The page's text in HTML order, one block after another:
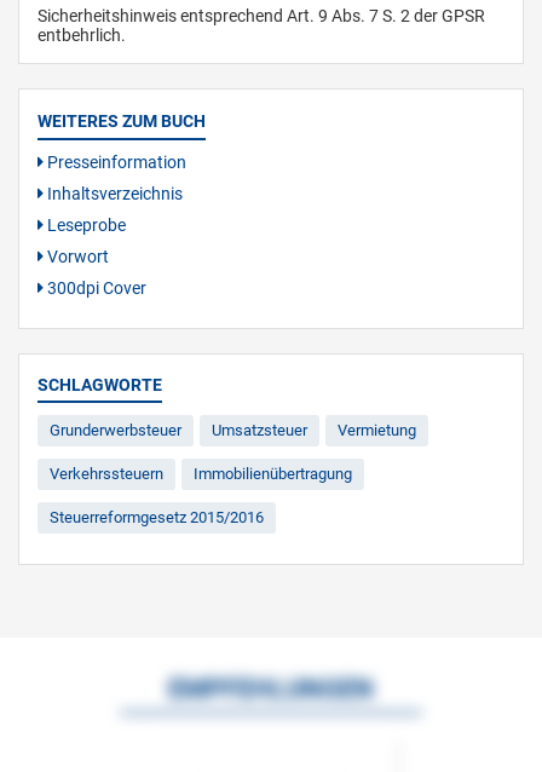
Sicherheitshinweis entsprechend Art. 9 Abs. 7 S. 2 der GPSR
entbehrlich.
WEITERES ZUM BUCH
Presseinformation
Inhaltsverzeichnis
Leseprobe
Vorwort
300dpi Cover
SCHLAGWORTE
Grunderwerbsteuer Umsatzsteuer Vermietung
Verkehrssteuern Immobilienübertragung
Steuerreformgesetz 2015/2016
EMPFEHLUNGEN